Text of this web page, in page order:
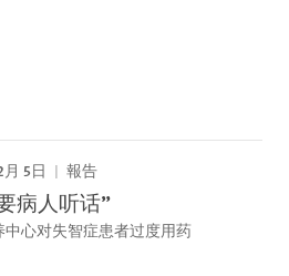
5日 報告
病人听话”
中心对失智症患者过度用药